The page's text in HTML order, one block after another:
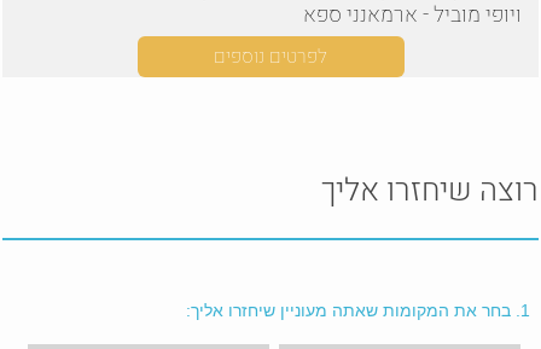
ויופי מוביל - ארמאנני ספא
לפרטים נוספים
רוצה שיחזרו אליך
1. בחר את המקומות שאתה מעוניין שיחזרו אליך: